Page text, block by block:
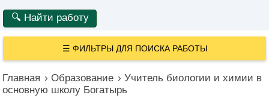
☰ ФИЛЬТРЫ ДЛЯ ПОИСКА РАБОТЫ
Главная › Образование › Учитель биологии и химии в
основную школу Богатырь